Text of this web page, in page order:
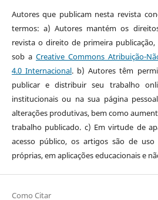
Autores que publicam nesta revista
termos: a) Autores mantém os
revista o direito de primeira
sob a Creative Commons Atribuição-
4.0 Internacional. b) Autores têm
publicar e distribuir seu trabalho
institucionais ou na sua página
alterações produtivas, bem como
trabalho publicado. c) Em virtude de
acesso público, os artigos são de
próprias, em aplicações educacionais e
Como Citar